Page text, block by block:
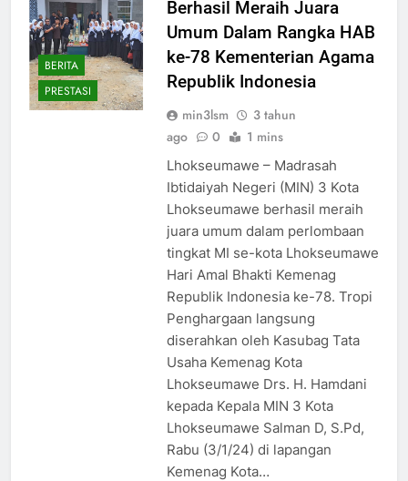
BERITA
PRESTASI
Berhasil Meraih Juara
Umum Dalam Rangka HAB
ke-78 Kementerian Agama
Republik Indonesia
min3lsm
3 tahun
ago
0 1 mins
Lhokseumawe – Madrasah
Ibtidaiyah Negeri (MIN) 3 Kota
Lhokseumawe berhasil meraih
juara umum dalam perlombaan
tingkat MI se-kota Lhokseumawe
Hari Amal Bhakti Kemenag
Republik Indonesia ke-78. Tropi
Penghargaan langsung
diserahkan oleh Kasubag Tata
Usaha Kemenag Kota
Lhokseumawe Drs. H. Hamdani
kepada Kepala MIN 3 Kota
Lhokseumawe Salman D, S.Pd,
Rabu (3/1/24) di lapangan
Kemenag Kota…